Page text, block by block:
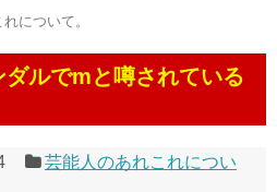
について。
ルでmと噂されている
芸能人のあれこれについ